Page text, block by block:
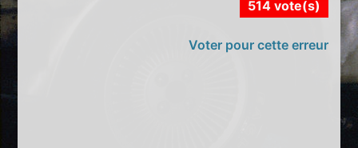
514 vote(s)
Voter pour cette erreur